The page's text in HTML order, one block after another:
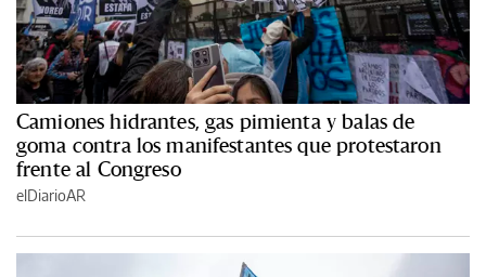
Camiones hidrantes, gas pimienta y balas de
goma contra los manifestantes que protestaron
frente al Congreso
elDiarioAR